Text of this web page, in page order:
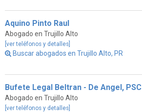
Aquino Pinto Raul
Abogado en Trujillo Alto
[ver teléfonos y detalles]
Buscar abogados en Trujillo Alto, PR
Bufete Legal Beltran - De Angel, PSC
Abogado en Trujillo Alto
[ver teléfonos y detalles]